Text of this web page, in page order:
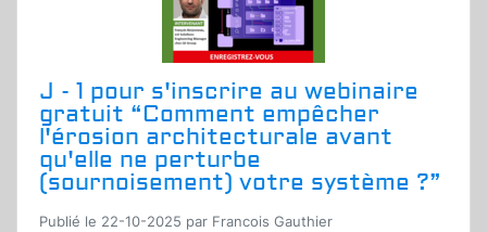
J - 1 pour s'inscrire au webinaire
gratuit “Comment empêcher
l'érosion architecturale avant
qu'elle ne perturbe
(sournoisement) votre système ?”
Publié le 22-10-2025 par Francois Gauthier